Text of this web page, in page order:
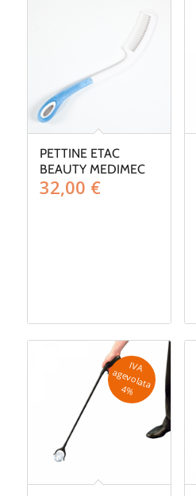
PETTINE ETAC
BEAUTY MEDIMEC
32,00 €
IV
A
a
g
e
v
o
la
ta
4
%